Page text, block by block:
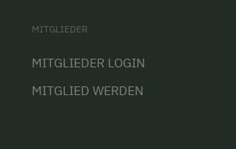
MITGLIEDER
MITGLIEDER LOGIN
MITGLIED WERDEN